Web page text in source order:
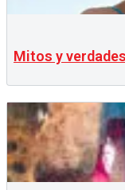
Mitos y